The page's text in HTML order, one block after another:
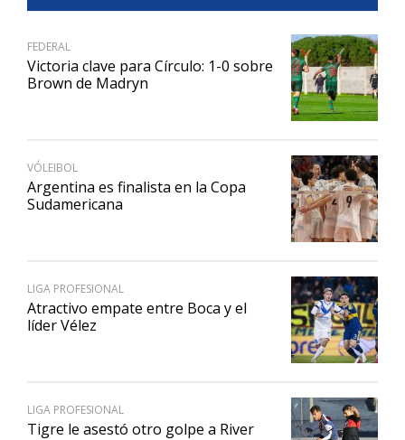
FEDERAL
Victoria clave para Círculo: 1-0 sobre
Brown de Madryn
VÓLEIBOL
Argentina es finalista en la Copa
Sudamericana
LIGA PROFESIONAL
Atractivo empate entre Boca y el
líder Vélez
LIGA PROFESIONAL
Tigre le asestó otro golpe a River